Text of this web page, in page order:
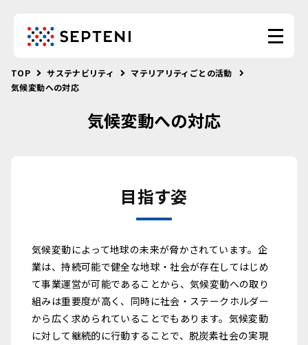
TOP サステナビリティ
マテリアリティごとの活動
気候変動への対応
気候変動への対応
目指す姿
気候変動によって地球の未来が脅かされています。企
業は、持続可能で健全な地球・社会が存在してはじめ
て事業運営が可能であることから、気候変動への取り
組みは重要度が高く、同時に社会・ステークホルダー
から広く求められていることでもあります。気候変動
に対して継続的に行動することで、脱炭素社会の実現